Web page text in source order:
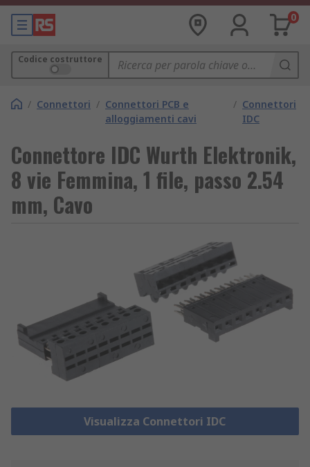
0
Codice costruttore
/ Connettori / Connettori PCB e
alloggiamenti cavi
/ Connettori
IDC
Connettore IDC Wurth Elektronik,
8 vie Femmina, 1 file, passo 2.54
mm, Cavo
Visualizza Connettori IDC